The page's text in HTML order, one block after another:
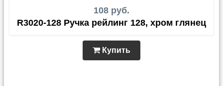
108 руб.
R3020-128 Ручка рейлинг 128, хром глянец
Купить